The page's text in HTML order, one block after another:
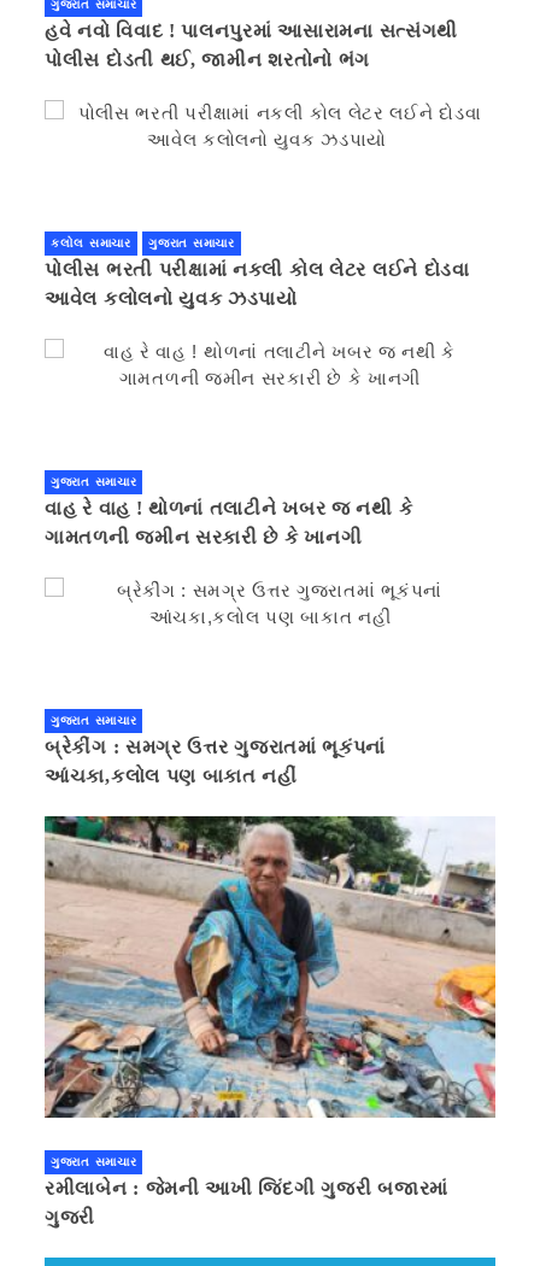
ગુજરાત સમાચાર
હવે નવો વિવાદ ! પાલનપુરમાં આસારામના સત્સંગથી
પોલીસ દોડતી થઈ, જામીન શરતોનો ભંગ
કલોલ સમાચાર ગુજરાત સમાચાર
પોલીસ ભરતી પરીક્ષામાં નકલી કોલ લેટર લઈને દોડવા
આવેલ કલોલનો યુવક ઝડપાયો
ગુજરાત સમાચાર
વાહ રે વાહ ! થોળનાં તલાટીને ખબર જ નથી કે
ગામતળની જમીન સરકારી છે કે ખાનગી
ગુજરાત સમાચાર
બ્રેકીંગ : સમગ્ર ઉત્તર ગુજરાતમાં ભૂકંપનાં
આંચકા,કલોલ પણ બાકાત નહીં
ગુજરાત સમાચાર
રમીલાબેન : જેમની આખી જિંદગી ગુજરી બજારમાં
ગુજરી